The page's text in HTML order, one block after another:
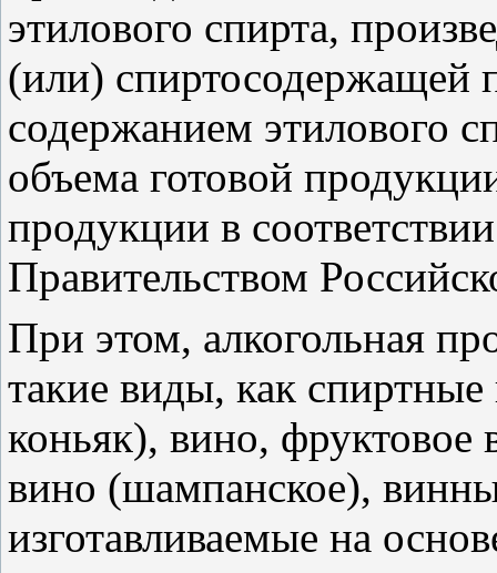
этилового спирта,
(или) спиртосодержащей
содержанием этилового
объема готовой
продукции в
Правительством
При этом, алкогольная
такие виды, как
коньяк), вино, фруктовое
вино (шампанское),
изготавливаемые на